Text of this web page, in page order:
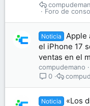
Foro de
Noticia
Apple
el iPhone 17
ventas en el
compudemano
0
Noticia
«Los